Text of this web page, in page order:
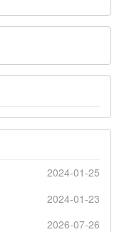
2024-01-25
2024-01-23
2026-07-26